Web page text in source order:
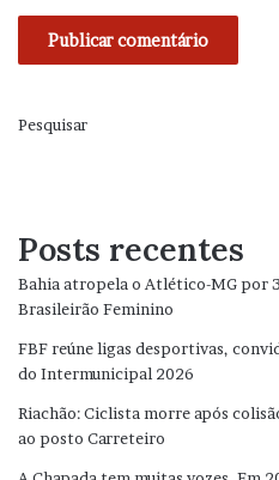
Pesquisar
Posts recentes
Bahia atropela o Atlético-MG por
Brasileirão Feminino
FBF reúne ligas desportivas,
do Intermunicipal 2026
Riachão: Ciclista morre após
ao posto Carreteiro